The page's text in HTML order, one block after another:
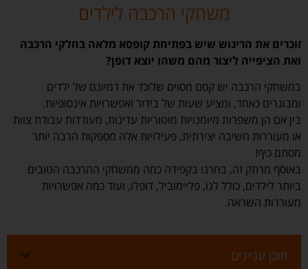
משחקי הרכבה לילדים
זוכרים את הריגוש שיש בפתיחת קופסא מלאה בחלקי הרכבה
ואת הציפייה ליצור מהם משהו יוצא דופן?
במשחקי הרכבה יש קסם מסוים שלוכד את דמיונם של ילדים
ומבוגרים כאחד, ומציע שעות של בידור ואפשרויות אינסופיות.
בין אם הן משפרות מיומנויות מוטוריות עדינות, מעודדות עבודת צוות
או מעוררות חשיבה יצירתית, פעילויות אלה מספקות הרבה יותר
מסתם כיף!
באוסף מרתק זה, בחרנו בקפידה כמה ממשחקי ההרכבה הטובים
ביותר לילדים, כולל לגו, פליימוביל, דופלו, ועוד כמה אפשרויות
מעוררות השראה.
תוכן עניינים